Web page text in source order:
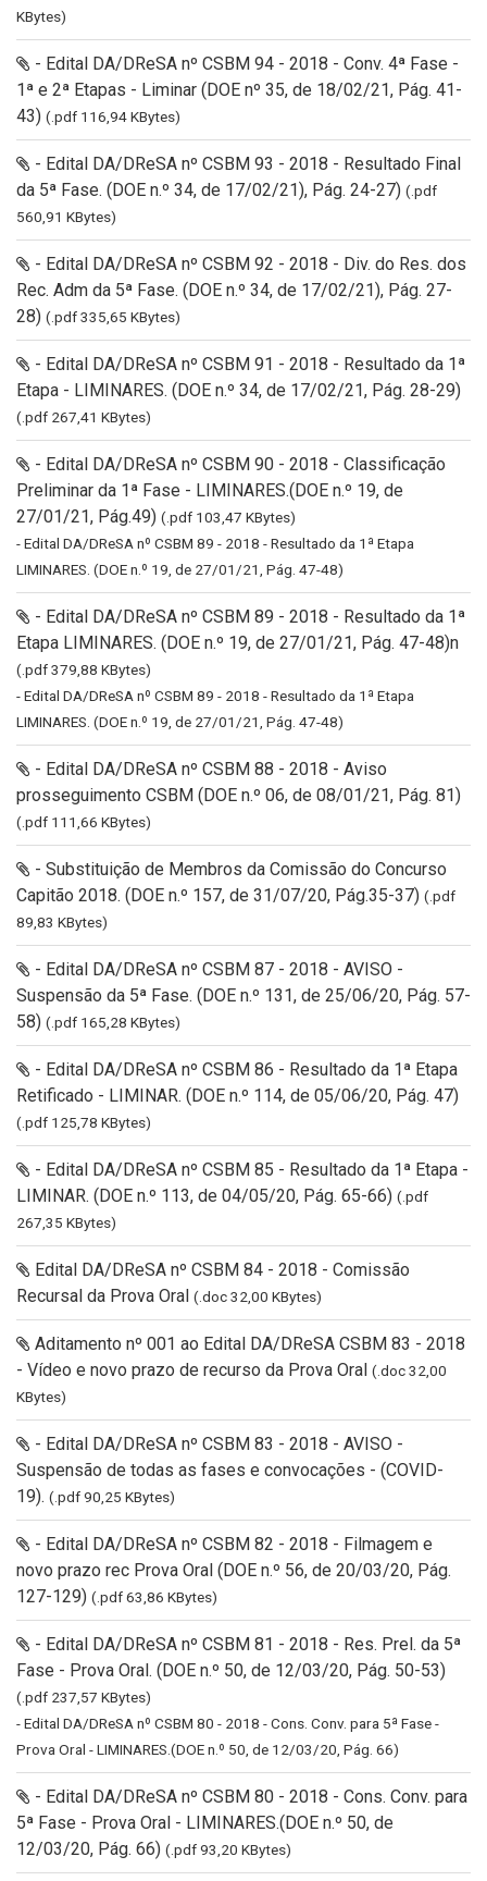
KBytes)
- Edital DA/DReSA nº CSBM 94 - 2018 - Conv. 4ª Fase -
1ª e 2ª Etapas - Liminar (DOE nº 35, de 18/02/21, Pág. 41-
43) (.pdf 116,94 KBytes)
- Edital DA/DReSA nº CSBM 93 - 2018 - Resultado Final
da 5ª Fase. (DOE n.º 34, de 17/02/21), Pág. 24-27) (.pdf
560,91 KBytes)
- Edital DA/DReSA nº CSBM 92 - 2018 - Div. do Res. dos
Rec. Adm da 5ª Fase. (DOE n.º 34, de 17/02/21), Pág. 27-
28) (.pdf 335,65 KBytes)
- Edital DA/DReSA nº CSBM 91 - 2018 - Resultado da 1ª
Etapa - LIMINARES. (DOE n.º 34, de 17/02/21, Pág. 28-29)
(.pdf 267,41 KBytes)
- Edital DA/DReSA nº CSBM 90 - 2018 - Classificação
Preliminar da 1ª Fase - LIMINARES.(DOE n.º 19, de
27/01/21, Pág.49) (.pdf 103,47 KBytes)
- Edital DA/DReSA nº CSBM 89 - 2018 - Resultado da 1ª Etapa
LIMINARES. (DOE n.º 19, de 27/01/21, Pág. 47-48)
- Edital DA/DReSA nº CSBM 89 - 2018 - Resultado da 1ª
Etapa LIMINARES. (DOE n.º 19, de 27/01/21, Pág. 47-48)n
(.pdf 379,88 KBytes)
- Edital DA/DReSA nº CSBM 89 - 2018 - Resultado da 1ª Etapa
LIMINARES. (DOE n.º 19, de 27/01/21, Pág. 47-48)
- Edital DA/DReSA nº CSBM 88 - 2018 - Aviso
prosseguimento CSBM (DOE n.º 06, de 08/01/21, Pág. 81)
(.pdf 111,66 KBytes)
- Substituição de Membros da Comissão do Concurso
Capitão 2018. (DOE n.º 157, de 31/07/20, Pág.35-37) (.pdf
89,83 KBytes)
- Edital DA/DReSA nº CSBM 87 - 2018 - AVISO -
Suspensão da 5ª Fase. (DOE n.º 131, de 25/06/20, Pág. 57-
58) (.pdf 165,28 KBytes)
- Edital DA/DReSA nº CSBM 86 - Resultado da 1ª Etapa
Retificado - LIMINAR. (DOE n.º 114, de 05/06/20, Pág. 47)
(.pdf 125,78 KBytes)
- Edital DA/DReSA nº CSBM 85 - Resultado da 1ª Etapa -
LIMINAR. (DOE n.º 113, de 04/05/20, Pág. 65-66) (.pdf
267,35 KBytes)
Edital DA/DReSA nº CSBM 84 - 2018 - Comissão
Recursal da Prova Oral (.doc 32,00 KBytes)
Aditamento nº 001 ao Edital DA/DReSA CSBM 83 - 2018
- Vídeo e novo prazo de recurso da Prova Oral (.doc 32,00
KBytes)
- Edital DA/DReSA nº CSBM 83 - 2018 - AVISO -
Suspensão de todas as fases e convocações - (COVID-
19). (.pdf 90,25 KBytes)
- Edital DA/DReSA nº CSBM 82 - 2018 - Filmagem e
novo prazo rec Prova Oral (DOE n.º 56, de 20/03/20, Pág.
127-129) (.pdf 63,86 KBytes)
- Edital DA/DReSA nº CSBM 81 - 2018 - Res. Prel. da 5ª
Fase - Prova Oral. (DOE n.º 50, de 12/03/20, Pág. 50-53)
(.pdf 237,57 KBytes)
- Edital DA/DReSA nº CSBM 80 - 2018 - Cons. Conv. para 5ª Fase -
Prova Oral - LIMINARES.(DOE n.º 50, de 12/03/20, Pág. 66)
- Edital DA/DReSA nº CSBM 80 - 2018 - Cons. Conv. para
5ª Fase - Prova Oral - LIMINARES.(DOE n.º 50, de
12/03/20, Pág. 66) (.pdf 93,20 KBytes)